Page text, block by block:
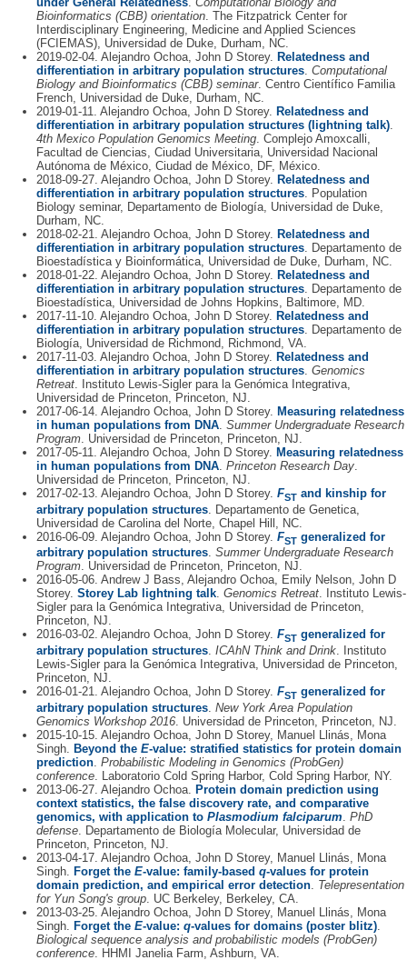
Bioinformatics (CBB) orientation. The Fitzpatrick Center for
Interdisciplinary Engineering, Medicine and Applied Sciences
(FCIEMAS), Universidad de Duke, Durham, NC.
2019-02-04. Alejandro Ochoa, John D Storey. Relatedness and
differentiation in arbitrary population structures. Computational
Biology and Bioinformatics (CBB) seminar. Centro Científico Familia
French, Universidad de Duke, Durham, NC.
2019-01-11. Alejandro Ochoa, John D Storey. Relatedness and
differentiation in arbitrary population structures (lightning talk).
4th Mexico Population Genomics Meeting. Complejo Amoxcalli,
Facultad de Ciencias, Ciudad Universitaria, Universidad Nacional
Autónoma de México, Ciudad de México, DF, México.
2018-09-27. Alejandro Ochoa, John D Storey. Relatedness and
differentiation in arbitrary population structures. Population
Biology seminar, Departamento de Biología, Universidad de Duke,
Durham, NC.
2018-02-21. Alejandro Ochoa, John D Storey. Relatedness and
differentiation in arbitrary population structures. Departamento de
Bioestadística y Bioinformática, Universidad de Duke, Durham, NC.
2018-01-22. Alejandro Ochoa, John D Storey. Relatedness and
differentiation in arbitrary population structures. Departamento de
Bioestadística, Universidad de Johns Hopkins, Baltimore, MD.
2017-11-10. Alejandro Ochoa, John D Storey. Relatedness and
differentiation in arbitrary population structures. Departamento de
Biología, Universidad de Richmond, Richmond, VA.
2017-11-03. Alejandro Ochoa, John D Storey. Relatedness and
differentiation in arbitrary population structures. Genomics
Retreat. Instituto Lewis-Sigler para la Genómica Integrativa,
Universidad de Princeton, Princeton, NJ.
2017-06-14. Alejandro Ochoa, John D Storey. Measuring relatedness
in human populations from DNA. Summer Undergraduate Research
Program. Universidad de Princeton, Princeton, NJ.
2017-05-11. Alejandro Ochoa, John D Storey. Measuring relatedness
in human populations from DNA. Princeton Research Day.
Universidad de Princeton, Princeton, NJ.
2017-02-13. Alejandro Ochoa, John D Storey. FST and kinship for
arbitrary population structures . Departamento de Genetica,
Universidad de Carolina del Norte, Chapel Hill, NC.
2016-06-09. Alejandro Ochoa, John D Storey. FST generalized for
arbitrary population structures. Summer Undergraduate Research
Program. Universidad de Princeton, Princeton, NJ.
2016-05-06. Andrew J Bass, Alejandro Ochoa, Emily Nelson, John D
Storey. Storey Lab lightning talk. Genomics Retreat. Instituto Lewis-
Sigler para la Genómica Integrativa, Universidad de Princeton,
Princeton, NJ.
2016-03-02. Alejandro Ochoa, John D Storey. FST generalized for
arbitrary population structures. ICAhN Think and Drink. Instituto
Lewis-Sigler para la Genómica Integrativa, Universidad de Princeton,
Princeton, NJ.
2016-01-21. Alejandro Ochoa, John D Storey. FST generalized for
arbitrary population structures New York Area Population
Genomics Workshop 2016 . Universidad de Princeton, Princeton, NJ.
2015-10-15. Alejandro Ochoa, John D Storey, Manuel Llinás, Mona
Singh.
Beyond the E-value: stratified statistics for protein domain
prediction Probabilistic Modeling in Genomics (ProbGen)
conference . Laboratorio Cold Spring Harbor, Cold Spring Harbor, NY.
2013-06-27. Alejandro Ochoa.
Protein domain prediction using
context statistics, the false discovery rate, and comparative
genomics, with application to Plasmodium falciparum PhD
defense . Departamento de Biología Molecular, Universidad de
Princeton, Princeton, NJ.
2013-04-17. Alejandro Ochoa, John D Storey, Manuel Llinás, Mona
Singh.
Forget the E-value: family-based q-values for protein
domain prediction, and empirical error detection Telepresentation
for Yun Song's group . UC Berkeley, Berkeley, CA.
2013-03-25. Alejandro Ochoa, John D Storey, Manuel Llinás, Mona
Singh.
Forget the E-value: q-values for domains (poster blitz)
Biological sequence analysis and probabilistic models (ProbGen)
conference . HHMI Janelia Farm, Ashburn, VA.